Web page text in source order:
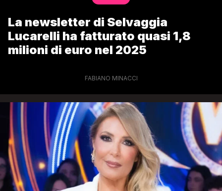
La newsletter di Selvaggia
Lucarelli ha fatturato quasi 1,8
milioni di euro nel 2025
FABIANO MINACCI